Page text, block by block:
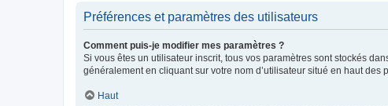
Préférences et paramètres des utilisateurs
Comment puis-je modifier mes paramètres ?
Si vous êtes un utilisateur inscrit, tous vos paramètres sont stockés
généralement en cliquant sur votre nom d’utilisateur situé en haut
Haut